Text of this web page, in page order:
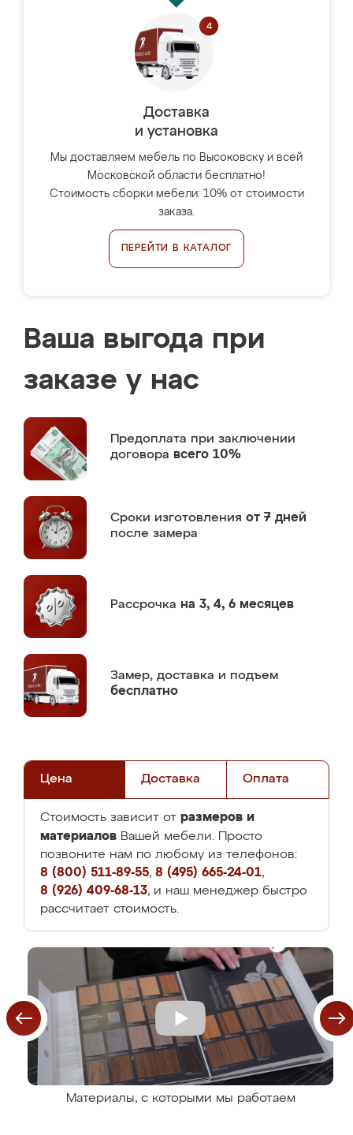
Доставка
и установка
Мы доставляем мебель по Высоковску и всей
Московской области бесплатно!
Стоимость сборки мебели: 10% от стоимости
заказа.
ПЕРЕЙТИ В КАТАЛОГ
Ваша выгода при
заказе у нас
Предоплата при заключении
договора всего 10%
Сроки изготовления от 7 дней
после замера
Рассрочка на 3, 4, 6 месяцев
Замер, доставка и подъем
бесплатно
Цена Доставка Оплата
Стоимость зависит от размеров и
материалов Вашей мебели. Просто
позвоните нам по любому из телефонов:
8 (800) 511-89-55, 8 (495) 665-24-01,
8 (926) 409-68-13, и наш менеджер быстро
рассчитает стоимость.
Материалы, с которыми мы работаем